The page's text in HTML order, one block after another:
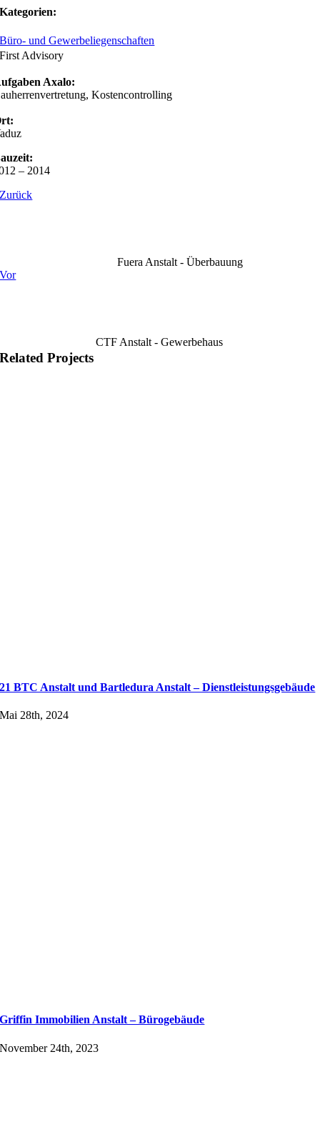
Kategorien:
Büro- und Gewerbeliegenschaften
First Advisory
Axalo:
Kostencontrolling
– 2014
Zurück
Fuera Anstalt - Überbauung
Vor
CTF Anstalt - Gewerbehaus
Related Projects
21 BTC Anstalt und Bartledura Anstalt – Dienstleistungsgebäude
Mai 28th, 2024
Griffin Immobilien Anstalt – Bürogebäude
November 24th, 2023